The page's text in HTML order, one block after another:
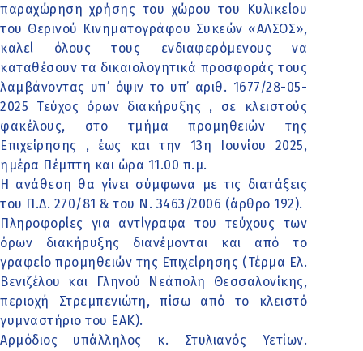
παραχώρηση χρήσης του χώρου του Κυλικείου
του Θερινού Κινηματογράφου Συκεών «ΑΛΣΟΣ»,
καλεί όλους τους ενδιαφερόμενους να
καταθέσουν τα δικαιολογητικά προσφοράς τους
λαμβάνοντας υπ’ όψιν το υπ’ αριθ. 1677/28-05-
2025 Τεύχος όρων διακήρυξης , σε κλειστούς
φακέλους, στο τμήμα προμηθειών της
Επιχείρησης , έως και την 13η Ιουνίου 2025,
ημέρα Πέμπτη και ώρα 11.00 π.μ.
Η ανάθεση θα γίνει σύμφωνα με τις διατάξεις
του Π.Δ. 270/81 & του Ν. 3463/2006 (άρθρο 192).
Πληροφορίες για αντίγραφα του τεύχους των
όρων διακήρυξης διανέμονται και από το
γραφείο προμηθειών της Επιχείρησης (Τέρμα Ελ.
Βενιζέλου και Γληνού Νεάπολη Θεσσαλονίκης,
περιοχή Στρεμπενιώτη, πίσω από το κλειστό
γυμναστήριο του ΕΑΚ).
Αρμόδιος υπάλληλος κ. Στυλιανός Υετίων.